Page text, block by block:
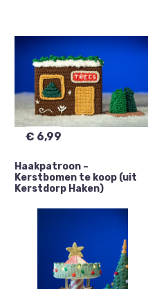
€ 6,99
Haakpatroon –
Kerstbomen te koop (uit
Kerstdorp Haken)